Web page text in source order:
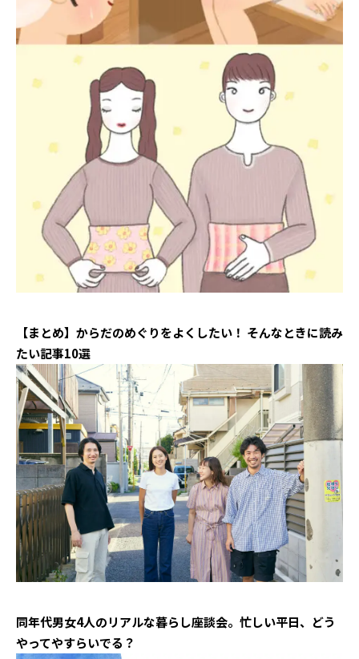
【まとめ】からだのめぐりをよくしたい！ そんなときに読み
たい記事10選
同年代男女4人のリアルな暮らし座談会。忙しい平日、どう
やってやすらいでる？